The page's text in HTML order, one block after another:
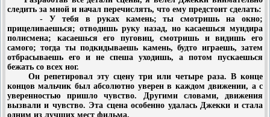
следить за мной и начал перечислять, что ему предстоит сделать:
- У тебя в руках камень; ты смотришь на окно;
прицеливаешься; отводишь руку назад, но касаешься мундира
полисмена; касаешься его пуговиц, смотришь и видишь его
самого; тогда ты подкидываешь камень, будто играешь, затем
отбрасываешь его и не спеша уходишь, а потом пускаешься
бежать со всех ног.
Он репетировал эту сцену три или четыре раза. В конце
концов мальчик был абсолютно уверен в каждом движении, а с
уверенностью пришло чувство. Другими словами, движения
вызвали и чувство. Эта сцена особенно удалась Джекки и стала
одним из лучших мест фильма.